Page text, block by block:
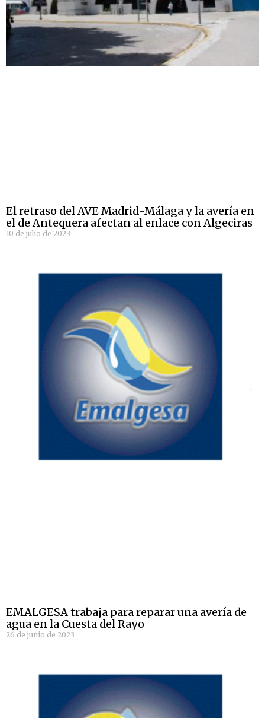
El retraso del AVE Madrid-Málaga y la avería en
el de Antequera afectan al enlace con Algeciras
10 de julio de 2023
EMALGESA trabaja para reparar una avería de
agua en la Cuesta del Rayo
26 de junio de 2023